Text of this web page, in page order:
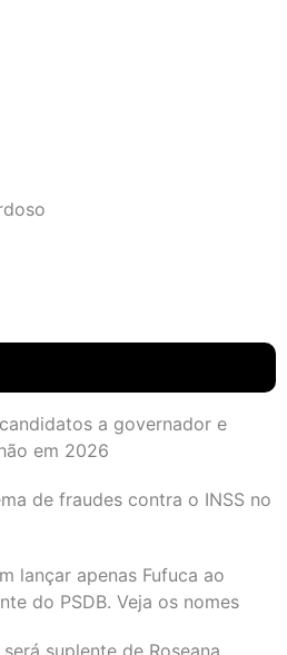
a governador e
em 2026
de fraudes contra o INSS no
lançar apenas Fufuca ao
do PSDB. Veja os nomes
suplente de Roseana